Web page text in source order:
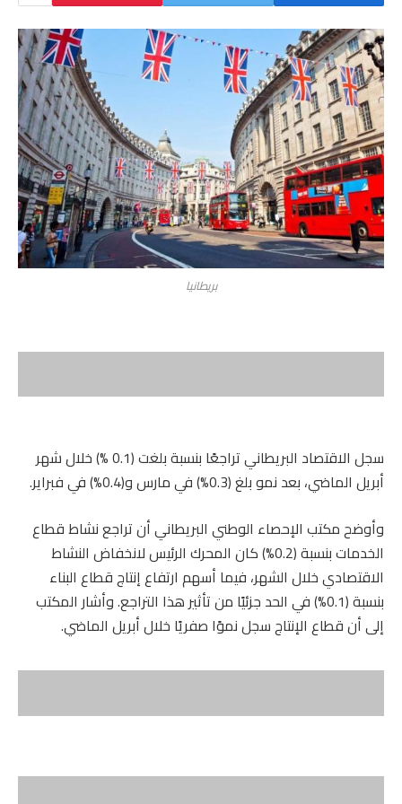
بريطانيا
سجل الاقتصاد البريطاني تراجعًا بنسبة بلغت (0.1 %) خلال شهر
أبريل الماضي، بعد نمو بلغ (0.3%) في مارس و(0.4%) في فبراير.
وأوضح مكتب الإحصاء الوطني البريطاني أن تراجع نشاط قطاع
الخدمات بنسبة (0.2%) كان المحرك الرئيس لانخفاض النشاط
الاقتصادي خلال الشهر، فيما أسهم ارتفاع إنتاج قطاع البناء
بنسبة (0.1%) في الحد جزئيًا من تأثير هذا التراجع. وأشار المكتب
إلى أن قطاع الإنتاج سجل نموًا صفريًا خلال أبريل الماضي.